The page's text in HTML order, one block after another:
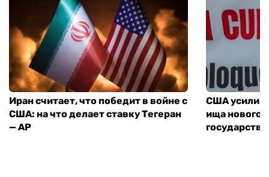
Иран считает, что победит в войне с
США: на что делает ставку Тегеран
— AP
США
ища нового